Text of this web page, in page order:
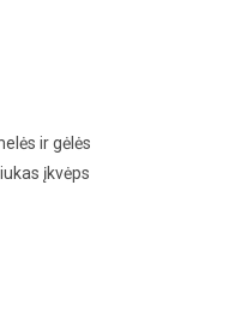
ir gėlės
įkvėps